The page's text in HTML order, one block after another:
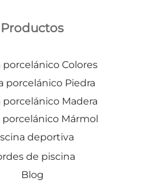
Productos
porcelánico Colores
porcelánico Piedra
porcelánico Madera
porcelánico Mármol
deportiva
de piscina
Blog